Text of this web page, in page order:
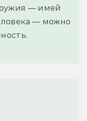
— имей
— можно